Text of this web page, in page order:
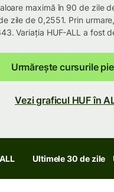
maximă în 90 de zile
zile de 0,2551. Prin
Variația HUF-ALL a fost
Urmărește cursurile
Vezi graficul HUF în
Ultimele 30 de zile